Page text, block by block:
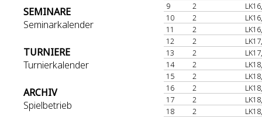
SEMINARE
Seminarkalender
TURNIERE
Turnierkalender
ARCHIV
Spielbetrieb
9
2
10
2
11
2
12
2
13
2
14
2
15
2
16
2
17
2
18
2